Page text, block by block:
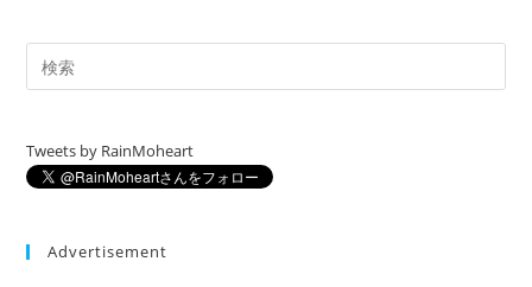
Tweets by RainMoheart
Advertisement